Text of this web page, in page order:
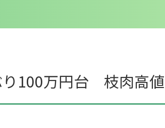
100万円台 枝肉高